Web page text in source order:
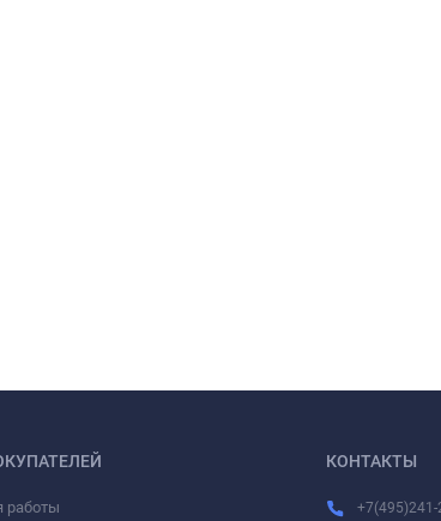
работы
КОНТАКТЫ
+7(495)241-